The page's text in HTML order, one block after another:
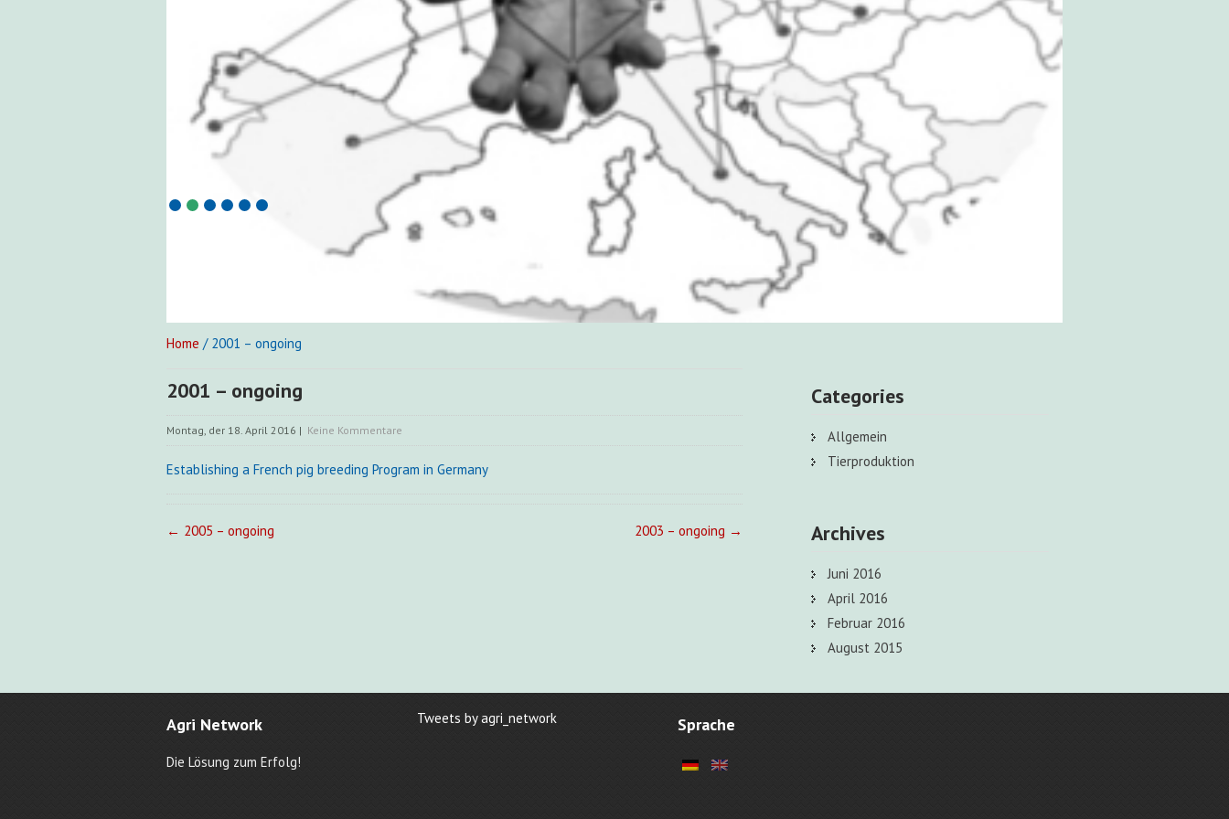
Home / 2001 – ongoing
2001 – ongoing
Montag, der 18. April 2016 | Keine Kommentare
Establishing a French pig breeding Program in Germany
Post
← 2005 – ongoing 2003 – ongoing →
Categories
Allgemein
Tierproduktion
Archives
Juni 2016
April 2016
Februar 2016
August 2015
Agri Network
Die Lösung zum Erfolg!
Tweets by agri_network Sprache